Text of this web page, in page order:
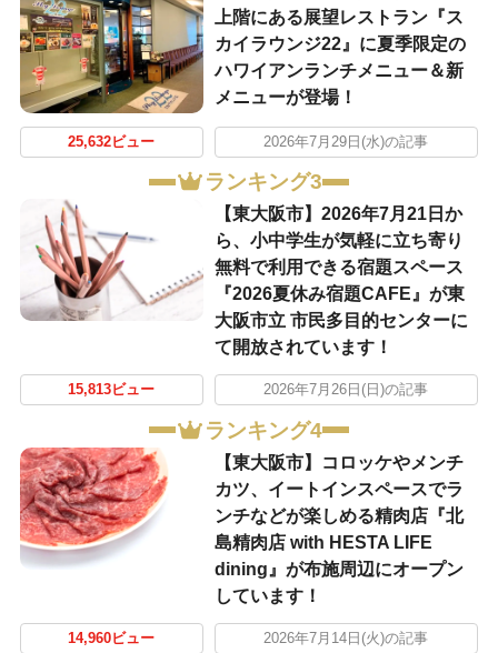
上階にある展望レストラン『ス
カイラウンジ22』に夏季限定の
ハワイアンランチメニュー＆新
メニューが登場！
25,632ビュー 2026年7月29日(水)の記事
ランキング3
【東大阪市】2026年7月21日か
ら、小中学生が気軽に立ち寄り
無料で利用できる宿題スペース
『2026夏休み宿題CAFE』が東
大阪市立 市民多目的センターに
て開放されています！
15,813ビュー 2026年7月26日(日)の記事
ランキング4
【東大阪市】コロッケやメンチ
カツ、イートインスペースでラ
ンチなどが楽しめる精肉店『北
島精肉店 with HESTA LIFE
dining』が布施周辺にオープン
しています！
14,960ビュー 2026年7月14日(火)の記事